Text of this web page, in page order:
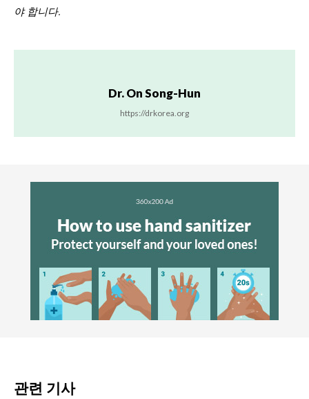
야 합니다.
Dr. On Song-Hun
https://drkorea.org
관련 기사